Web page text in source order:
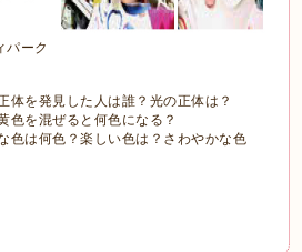
パーク
を発見した人は誰？光の正体は？
を混ぜると何色になる？
色は何色？楽しい色は？さわやかな色